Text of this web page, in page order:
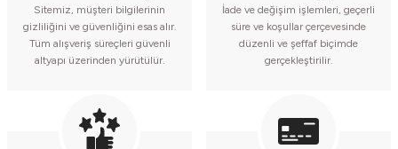
Sitemiz, müşteri bilgilerinin
gizliliğini ve güvenliğini esas alır.
Tüm alışveriş süreçleri güvenli
altyapı üzerinden yürütülür.
İade ve değişim işlemleri, geçerli
süre ve koşullar çerçevesinde
düzenli ve şeffaf biçimde
gerçekleştirilir.